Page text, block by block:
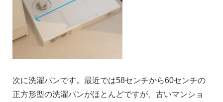
次に洗濯パンです。最近では58センチから60センチの
正方形型の洗濯パンがほとんどですが、古いマンショ